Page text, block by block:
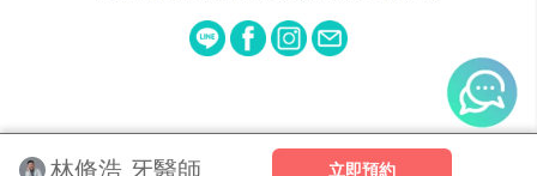
林脩浩 牙醫師 立即預約
© 2025 Dent&Co. All Rights Reserved.